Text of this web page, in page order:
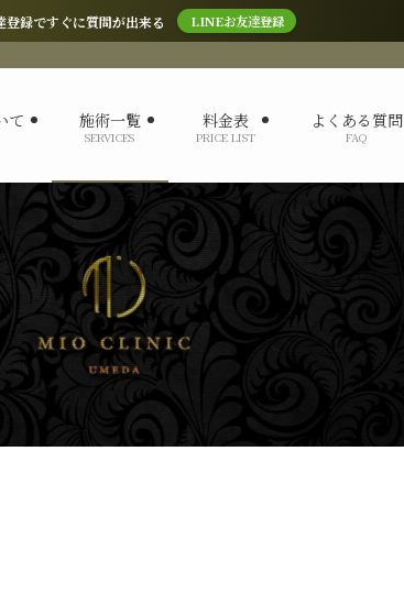
録ですぐに質問が出来る LINEお友達登録
て 施術一覧
SERVICES
料金表
PRICE LIST
よくある質問
FAQ